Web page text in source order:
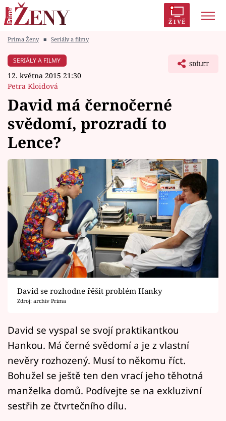
ŽIVĚ
Módní alarm
Témata
Celebrity
Vztahy
Seriály
Horoskopy
Sledujte prima+
Filmový festival Karlovy Vary
Pořady
Mámy sobě
Přihlášení
Sledujte nás
Prima Ženy ■ Seriály a filmy
SERIÁLY A FILMY
12. května 2015 21:30
Petra Kloidová
SDÍLET
David má černočerné
svědomí, prozradí to
Lence?
David se rozhodne řěšit problém Hanky
Zdroj: archiv Prima
David se vyspal se svojí praktikantkou
Hankou. Má černé svědomí a je z vlastní
nevěry rozhozený. Musí to někomu říct.
Bohužel se ještě ten den vrací jeho těhotná
manželka domů. Podívejte se na exkluzivní
sestřih ze čtvrtečního dílu.